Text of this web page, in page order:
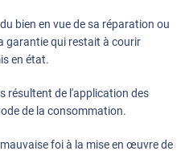
bien en vue de sa réparation ou
garantie qui restait à courir
en état.
résultent de l'application des
de la consommation.
foi à la mise en œuvre de